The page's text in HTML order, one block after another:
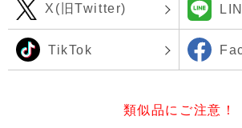
X(旧Twitter)
TikTok
類似品にご注意！